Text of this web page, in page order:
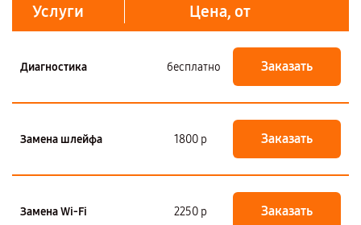
Услуги Цена, от
Диагностика бесплатно Заказать
Замена шлейфа 1800 р Заказать
Замена Wi-Fi 2250 р Заказать